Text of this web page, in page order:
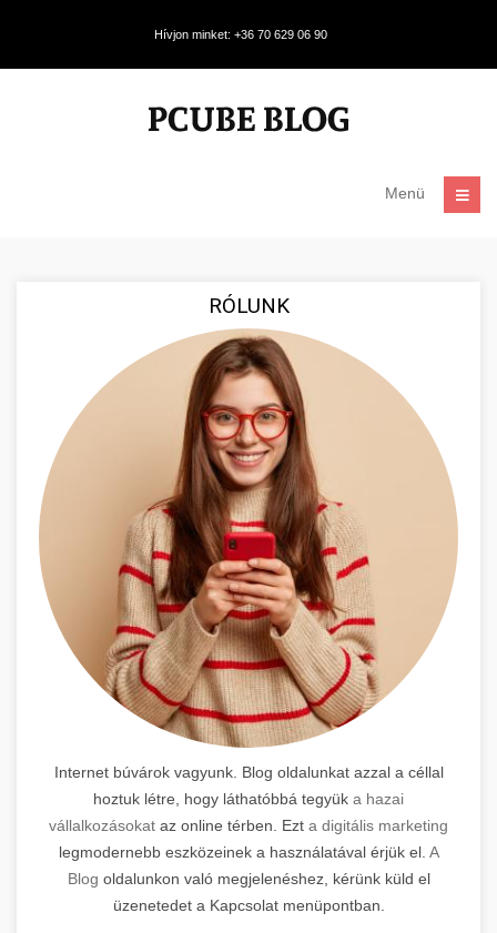
Hívjon minket: +36 70 629 06 90
Menü
RÓLUNK
Internet búvárok vagyunk. Blog oldalunkat azzal a céllal
hoztuk létre, hogy láthatóbbá tegyük a hazai
vállalkozásokat az online térben. Ezt a digitális marketing
legmodernebb eszközeinek a használatával érjük el. A
Blog oldalunkon való megjelenéshez, kérünk küld el
üzenetedet a Kapcsolat menüpontban.